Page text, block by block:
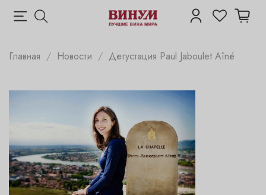
Главная Новости Дегустация Paul Jaboulet Aîné